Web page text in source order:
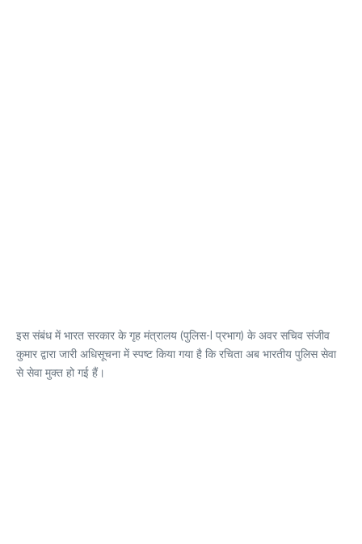
इस संबंध में भारत सरकार के गृह मंत्रालय (पुलिस-I प्रभाग) के अवर सचिव संजीव
कुमार द्वारा जारी अधिसूचना में स्पष्ट किया गया है कि रचिता अब भारतीय पुलिस सेवा
से सेवा मुक्त हो गई हैं।